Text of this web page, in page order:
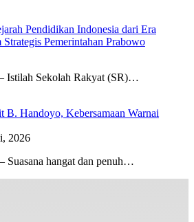
Pendidikan Indonesia dari Era
Pemerintahan Prabowo
Istilah Sekolah Rakyat (SR)…
B. Handoyo, Kebersamaan Warnai
2026
hangat dan penuh…